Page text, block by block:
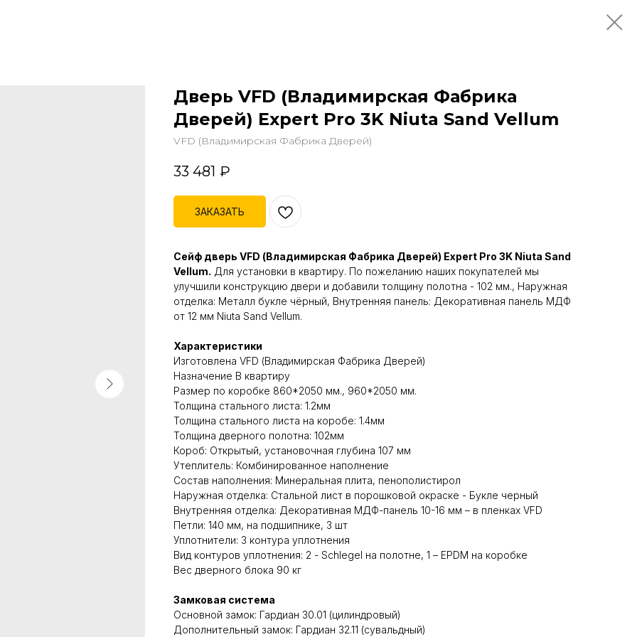
Дверь VFD (Владимирская Фабрика
Дверей) Expert Pro 3K Niuta Sand Vellum
VFD (Владимирская Фабрика Дверей)
33 481 ₽
ЗАКАЗАТЬ
Сейф дверь VFD (Владимирская Фабрика Дверей) Expert Pro 3K Niuta Sand
Vellum. Для установки в квартиру. По пожеланию наших покупателей мы
улучшили конструкцию двери и добавили толщину полотна - 102 мм., Наружная
отделка: Металл букле чёрный, Внутренняя панель: Декоративная панель МДФ
от 12 мм Niuta Sand Vellum.
Характеристики
Изготовлена VFD (Владимирская Фабрика Дверей)
Назначение В квартиру
Размер по коробке 860*2050 мм., 960*2050 мм.
Толщина стального листа: 1.2мм
Толщина стального листа на коробе: 1.4мм
Толщина дверного полотна: 102мм
Короб: Открытый, установочная глубина 107 мм
Утеплитель: Комбинированное наполнение
Состав наполнения: Минеральная плита, пенополистирол
Наружная отделка: Стальной лист в порошковой окраске - Букле черный
Внутренняя отделка: Декоративная МДФ-панель 10-16 мм – в пленках VFD
Петли: 140 мм, на подшипнике, 3 шт
Уплотнители: 3 контура уплотнения
Вид контуров уплотнения: 2 - Schlegel на полотне, 1 – EPDM на коробке
Вес дверного блока 90 кг
Замковая система
Основной замок: Гардиан 30.01 (цилиндровый)
Дополнительный замок: Гардиан 32.11 (сувальдный)